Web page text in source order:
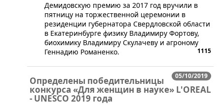
Демидовскую премию за 2017 год вручили в
пятницу на торжественной церемонии в
резиденции губернатора Свердловской области
в Екатеринбурге физику Владимиру Фортову,
биохимику Владимиру Скулачеву и агроному
Геннадию Романенко.
1115
05/10/2019
Определены победительницы
конкурса «Для женщин в науке» L'OREAL
- UNESCO 2019 года